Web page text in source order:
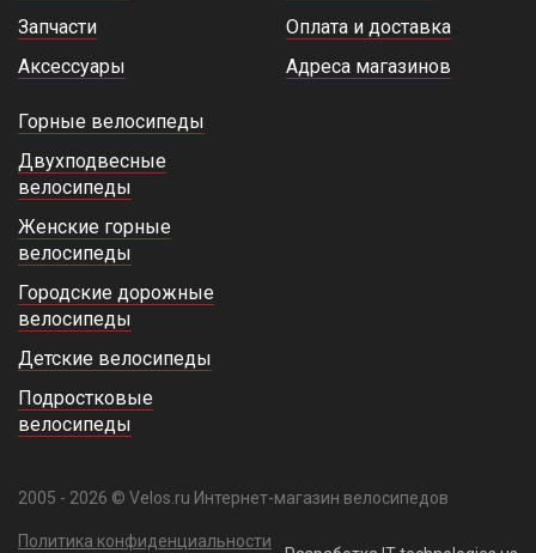
Запчасти
Аксессуары
Оплата и доставка
Адреса магазинов
Горные велосипеды
Двухподвесные
велосипеды
Женские горные
велосипеды
Городские дорожные
велосипеды
Детские велосипеды
Подростковые
велосипеды
2005 - 2026 © Velos.ru Интернет-магазин велосипедов
Политика конфиденциальности